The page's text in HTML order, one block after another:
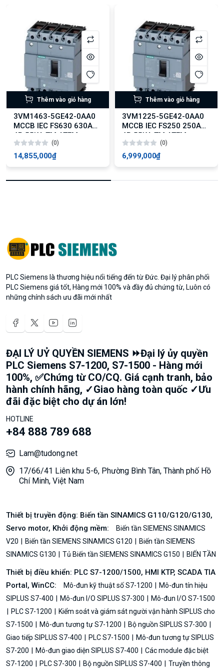
Thêm vào giỏ hàng
3VM1463-5GE42-0AA0
MCCB IEC FS630 630A
4P 55KA TM ATFM
(0)
14,855,000₫
Thêm vào giỏ hàng
3VM1225-5GE42-0AA0
MCCB IEC FS250 250A
4P 55KA TM ATFM
(0)
6,999,000₫
PLC Siemens là thương hiệu nổi tiếng đến từ Đức. Đại lý phân phối
PLC Siemens giá tốt, Hàng mới 100% và đầy đủ chứng từ, Luôn có
những chính sách ưu đãi mới nhất
ĐẠI LÝ UỶ QUYỀN SIEMENS ⏩Đại lý ủy quyền
PLC Siemens S7-1200, S7-1500 - Hàng mới
100%, ✅Chứng từ CO/CQ. Giá cạnh tranh, bảo
hành chính hãng, ✓Giao hàng toàn quốc ✓Ưu
đãi đặc biệt cho dự án lớn!
HOTLINE
+84 888 789 688
Lam@tudong.net
17/66/41 Liên khu 5-6, Phường Bình Tân, Thành phố Hồ
Chí Minh, Việt Nam
Thiết bị truyền động: Biến tần SINAMICS G110/G120/G130,
Servo motor, Khởi động mềm:
Biến tần SIEMENS SINAMICS
V20
Biến tần SIEMENS SINAMICS G120
Biến tần SIEMENS
SINAMICS G130
Tủ Biến tần SIEMENS SINAMICS G150 BIẾN TẦN
Thiết bị điều khiển: PLC S7-1200/1500, HMI KTP, SCADA TIA
Portal, WinCC:
Mô-đun kỹ thuật số S7-1200
Mô-đun tín hiệu
SIPLUS S7-400
Mô-đun I/O SIPLUS S7-300
Mô-đun I/O S7-1500
PLC S7-1200
Kiểm soát và giám sát người vận hành SIPLUS cho
S7-1500
Mô-đun tương tự S7-1200
Bộ nguồn SIPLUS S7-300
Giao tiếp SIPLUS S7-400
PLC S7-1500
Mô-đun tương tự SIPLUS
S7-200
Mô-đun giao diện SIPLUS S7-400
Các module đặc biệt
S7-1200
PLC S7-300 Bộ nguồn SIPLUS S7-400
Truyền thông